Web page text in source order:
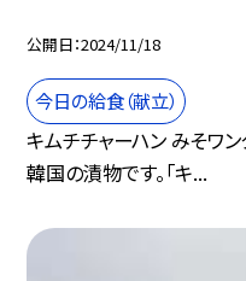
公開日 2024/11/18
今日の給食（献立）
キムチチャーハン みそワ
韓国の漬物です。「キ...